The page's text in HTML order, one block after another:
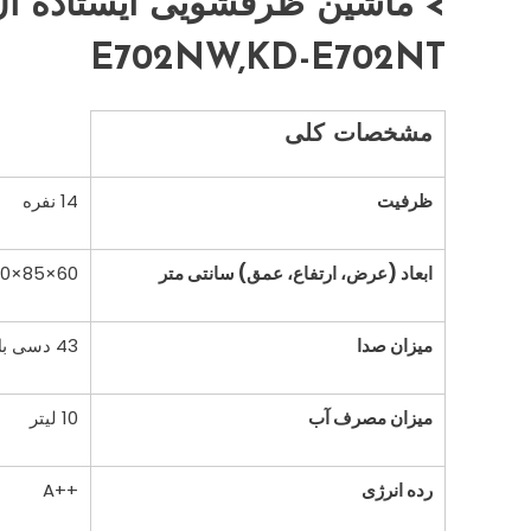
E702NW,KD-E702NT
مشخصات کلی
ظرفیت 14 نفره
ابعاد (عرض، ارتفاع، عمق) سانتی متر 60×85×60
میزان صدا 43 دسی بل
میزان مصرف آب 10 لیتر
رده انرژی ++A